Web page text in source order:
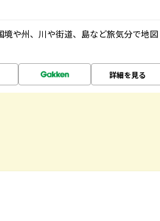
や州、川や街道、島など旅気分で地図
詳細を見る